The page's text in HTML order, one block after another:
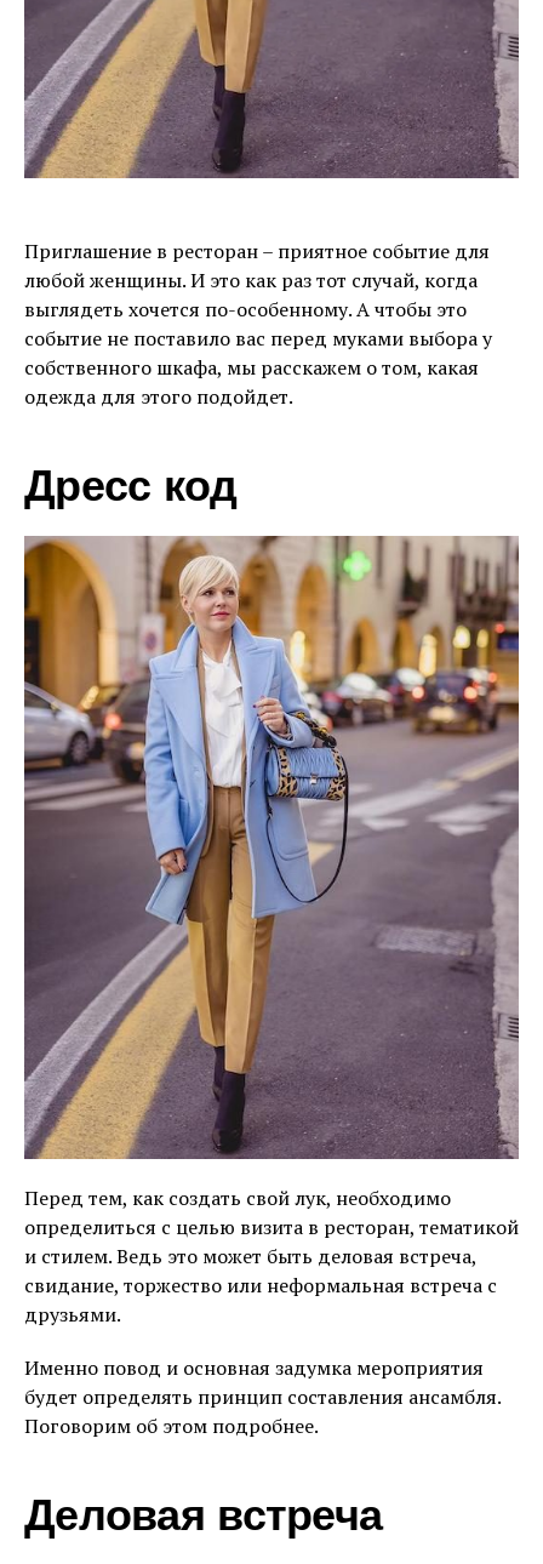
Приглашение в ресторан – приятное событие для
любой женщины. И это как раз тот случай, когда
выглядеть хочется по-особенному. А чтобы это
событие не поставило вас перед муками выбора у
собственного шкафа, мы расскажем о том, какая
одежда для этого подойдет.
Дресс код
Перед тем, как создать свой лук, необходимо
определиться с целью визита в ресторан, тематикой
и стилем. Ведь это может быть деловая встреча,
свидание, торжество или неформальная встреча с
друзьями.
Именно повод и основная задумка мероприятия
будет определять принцип составления ансамбля.
Поговорим об этом подробнее.
Деловая встреча